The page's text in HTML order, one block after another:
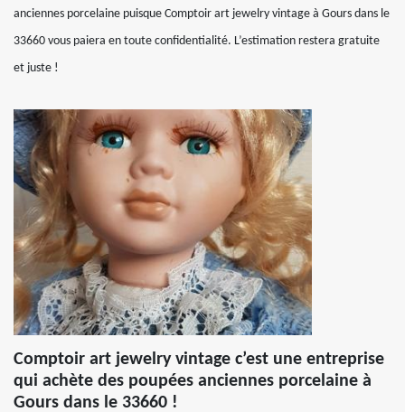
anciennes porcelaine puisque Comptoir art jewelry vintage à Gours dans le
33660 vous paiera en toute confidentialité. L’estimation restera gratuite
et juste !
Comptoir art jewelry vintage c’est une entreprise
qui achète des poupées anciennes porcelaine à
Gours dans le 33660 !